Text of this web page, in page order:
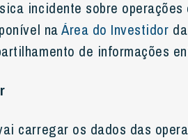
incidente sobre
naÁrea do Investidor
de informações
carregar os dados das